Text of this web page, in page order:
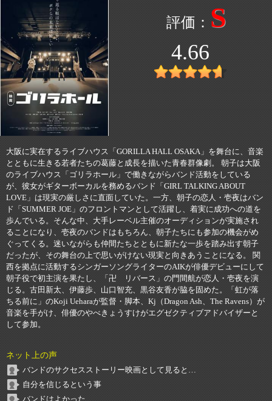
S
4.66
大阪に実在するライブハウス「GORILLA HALL OSAKA」を舞台に、音楽
とともに生きる若者たちの葛藤と成長を描いた青春群像劇。 朝子は大阪
のライブハウス「ゴリラホール」で働きながらバンド活動をしている
が、彼女がギターボーカルを務めるバンド「GIRL TALKING ABOUT
LOVE」は現実の厳しさに直面していた。一方、朝子の恋人・壱夜はバン
ド「SUMMER JOE」のフロントマンとして活躍し、着実に成功への道を
歩んでいる。そんな中、大手レーベル主催のオーディションが実施され
ることになり、壱夜のバンドはもちろん、朝子たちにも参加の機会がめ
ぐってくる。迷いながらも仲間たちとともに新たな一歩を踏み出す朝子
だったが、その舞台の上で思いがけない現実と向きあうことになる。 関
西を拠点に活動するシンガーソングライターのAIKが俳優デビューにして
朝子役で初主演を果たし、「卍 リバース」の門間航が恋人・壱夜を演
じる。古田新太、伊藤歩、山口智充、黒谷友香が脇を固めた。「虹が落
ちる前に」のKoji Ueharaが監督・脚本、Kj（Dragon Ash、The Ravens）が
音楽を手がけ、俳優のやべきょうすけがエグゼクティブアドバイザーと
して参加。
ネット上の声
バンドのサクセスストーリー映画として見ると…
自分を信じるという事
バンドはよかった